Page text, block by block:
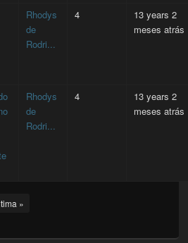
Rhodys
de
Rodri...
4
13 years 2
meses atrás
Rhodys
de
Rodri...
4
13 years 2
meses atrás
»